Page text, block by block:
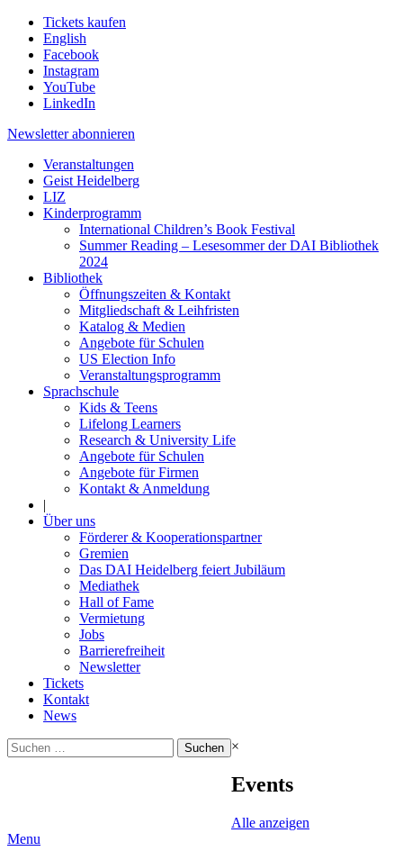
Tickets kaufen
English
Facebook
Instagram
YouTube
LinkedIn
Newsletter abonnieren
Veranstaltungen
Geist Heidelberg
LIZ
Kinderprogramm
International Children’s Book Festival
Summer Reading – Lesesommer der DAI Bibliothek
2024
Bibliothek
Öffnungszeiten & Kontakt
Mitgliedschaft & Leihfristen
Katalog & Medien
Angebote für Schulen
US Election Info
Veranstaltungsprogramm
Sprachschule
Kids & Teens
Lifelong Learners
Research & University Life
Angebote für Schulen
Angebote für Firmen
Kontakt & Anmeldung
|
Über uns
Förderer & Kooperationspartner
Gremien
Das DAI Heidelberg feiert Jubiläum
Mediathek
Hall of Fame
Vermietung
Jobs
Barrierefreiheit
Newsletter
Tickets
Kontakt
News
Suchen
nach:
×
Events
Alle anzeigen
Menu